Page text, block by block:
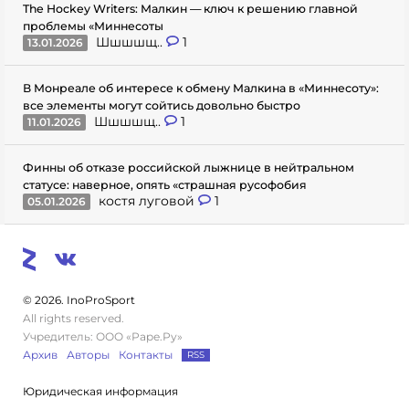
The Hockey Writers: Малкин — ключ к решению главной
проблемы «Миннесоты
13.01.2026
Шшшшщ.. 1
В Монреале об интересе к обмену Малкина в «Миннесоту»:
все элементы могут сойтись довольно быстро
11.01.2026
Шшшшщ.. 1
Финны об отказе российской лыжнице в нейтральном
статусе: наверное, опять «страшная русофобия
05.01.2026
костя луговой 1
© 2026. InoProSport
All rights reserved.
Учредитель: ООО «Раре.Ру»
Архив
Авторы Контакты RSS
Юридическая информация